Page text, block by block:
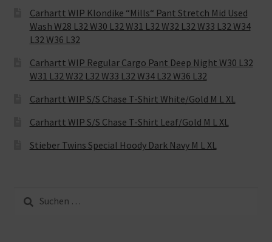
Carhartt WIP Klondike “Mills“ Pant Stretch Mid Used
Wash W28 L32 W30 L32 W31 L32 W32 L32 W33 L32 W34
L32 W36 L32
Carhartt WIP Regular Cargo Pant Deep Night W30 L32
W31 L32 W32 L32 W33 L32 W34 L32 W36 L32
Carhartt WIP S/S Chase T-Shirt White/Gold M L XL
Carhartt WIP S/S Chase T-Shirt Leaf/Gold M L XL
Stieber Twins Special Hoody Dark Navy M L XL
nach: